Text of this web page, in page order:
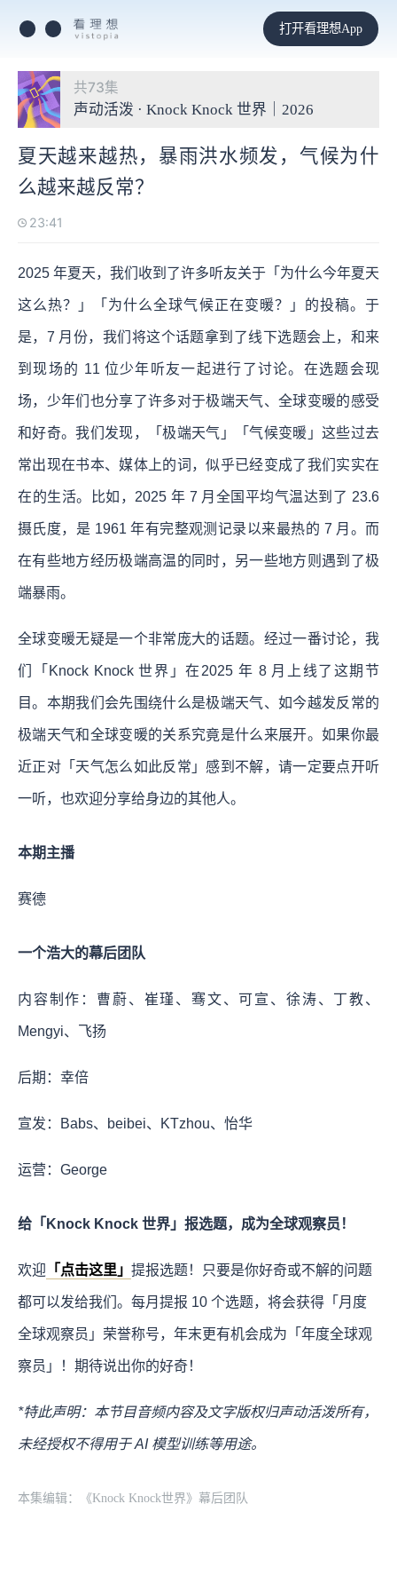
打开看理想App
共73集
声动活泼 · Knock Knock 世界｜2026
夏天越来越热，暴雨洪水频发，气候为什
么越来越反常？
23:41
2025 年夏天，我们收到了许多听友关于「为什么今年夏天
这么热？」「为什么全球气候正在变暖？」的投稿。于
是，7 月份，我们将这个话题拿到了线下选题会上，和来
到现场的 11 位少年听友一起进行了讨论。在选题会现
场，少年们也分享了许多对于极端天气、全球变暖的感受
和好奇。我们发现，「极端天气」「气候变暖」这些过去
常出现在书本、媒体上的词，似乎已经变成了我们实实在
在的生活。比如，2025 年 7 月全国平均气温达到了 23.6
摄氏度，是 1961 年有完整观测记录以来最热的 7 月。而
在有些地方经历极端高温的同时，另一些地方则遇到了极
端暴雨。
全球变暖无疑是一个非常庞大的话题。经过一番讨论，我
们「Knock Knock 世界」在2025 年 8 月上线了这期节
目。本期我们会先围绕什么是极端天气、如今越发反常的
极端天气和全球变暖的关系究竟是什么来展开。如果你最
近正对「天气怎么如此反常」感到不解，请一定要点开听
一听，也欢迎分享给身边的其他人。
本期主播
赛德
一个浩大的幕后团队
内容制作：曹蔚、崔瑾、骞文、可宣、徐涛、丁教、
Mengyi、飞扬
后期：幸倍
宣发：Babs、beibei、KTzhou、怡华
运营：George
给「Knock Knock 世界」报选题，成为全球观察员！
欢迎 「点击这里」 提报选题！只要是你好奇或不解的问题
都可以发给我们。每月提报 10 个选题，将会获得「月度
全球观察员」荣誉称号，年末更有机会成为「年度全球观
察员」！期待说出你的好奇！
*特此声明：本节目音频内容及文字版权归声动活泼所有，
未经授权不得用于 AI 模型训练等用途。
本集编辑：《Knock Knock世界》幕后团队